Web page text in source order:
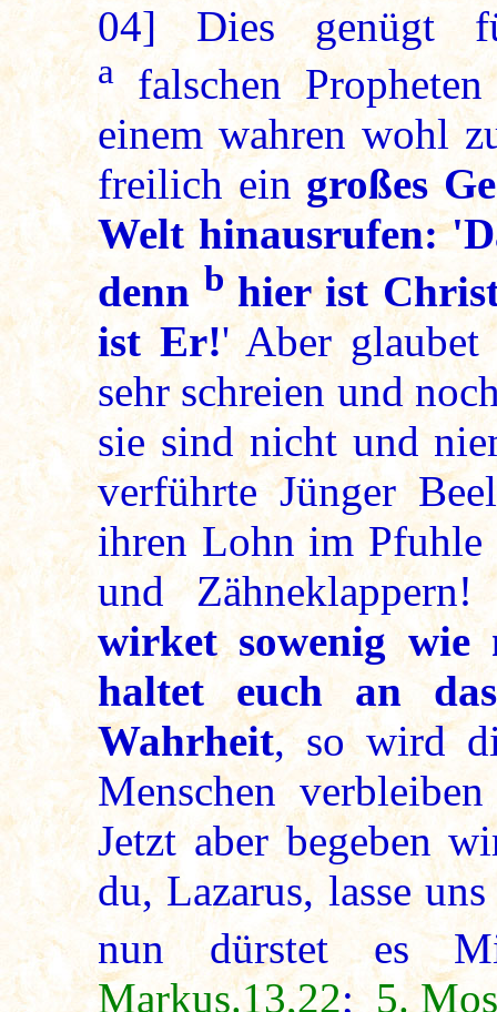
04] Dies genügt
a falschen
einem wahren wohl
freilich ein großes
Welt hinausrufen:
dennbhier ist
ist Er!' Aber
sehr schreien und
sie sind nicht und
verführte Jünger
ihren Lohn im Pfuhle
und
wirket sowenig wie
haltet euch an
Wahrheit, so wird
Menschen
Jetzt aber begeben
du, Lazarus, lasse
nun dürstet es
Markus.13,22; 5.